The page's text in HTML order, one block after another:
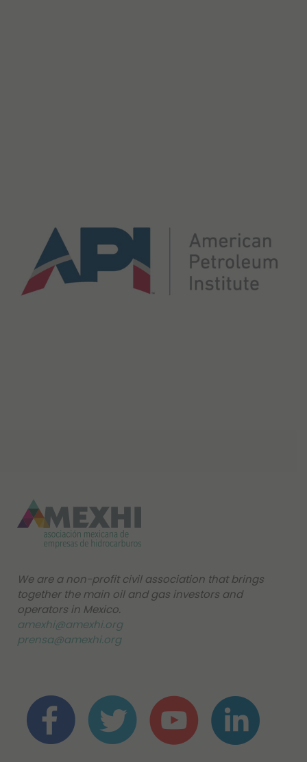
We are a non-profit civil association that brings
together the main oil and gas investors and
operators in Mexico.
amexhi@amexhi.org
prensa@amexhi.org